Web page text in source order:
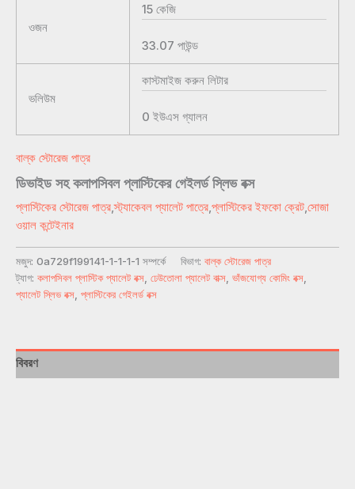
ওজন
15 কেজি
33.07 পাউন্ড
ভলিউম
কাস্টমাইজ করুন লিটার
0 ইউএস গ্যালন
বাল্ক স্টোরেজ পাত্র
ডিভাইড সহ কলাপসিবল প্লাস্টিকের গেইলর্ড স্লিভ বক্স
প্লাস্টিকের স্টোরেজ পাত্র,স্ট্যাকেবল প্যালেট পাত্রে,প্লাস্টিকের ইফকো ক্রেট,সোজা
ওয়াল কন্টেইনার
মজুদ: 0a729f199141-1-1-1-1 সম্পর্কে বিভাগ: বাল্ক স্টোরেজ পাত্র
ট্যাগ: কলাপসিবল প্লাস্টিক প্যালেট বক্স ঢেউতোলা প্যালেট বাক্স ভাঁজযোগ্য কোমিং বক্স
প্যালেট স্লিভ বক্স প্লাস্টিকের গেইলর্ড বক্স
বিবরণ